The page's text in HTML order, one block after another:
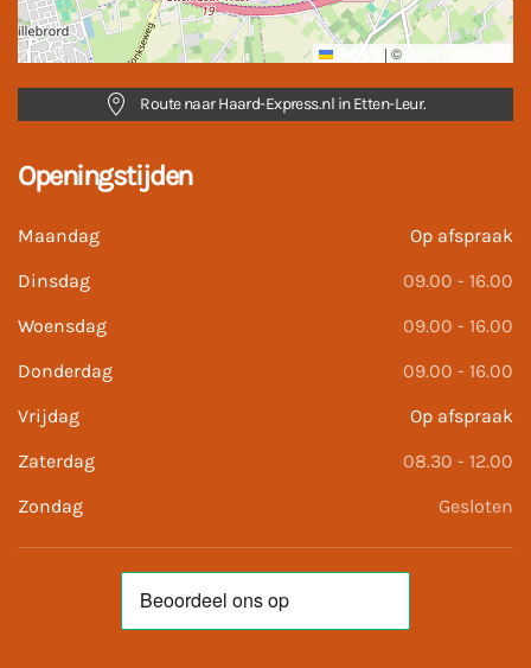
| ©
Route naar Haard-Express.nl in Etten-Leur.
Openingstijden
Maandag
Op afspraak
Dinsdag
09.00 - 16.00
Woensdag
09.00 - 16.00
Donderdag
09.00 - 16.00
Vrijdag
Op afspraak
Zaterdag
08.30 - 12.00
Zondag
Gesloten